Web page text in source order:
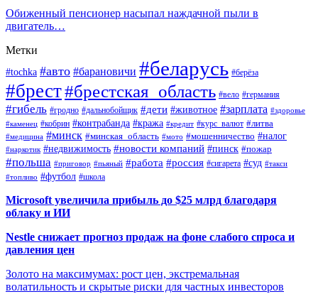
Обиженный пенсионер насыпал наждачной пыли в
двигатель…
Метки
#tochka #авто #барановичи #беларусь #берёза
#брест#брестская_область #вело #германия
#гибель #гродно #дальнобойщик #дети #животное #зарплата #здоровье
#каменец #кобрин #контрабанда #кража #кредит #курс_валют #литва
#медицина #минск #минская_область #мото #мошенничество #налог
#наркотик #недвижимость #новости компаний #пинск #пожар
#польша #приговор #пьяный #работа #россия #сигарета #суд #такси
#топливо #футбол #школа
Microsoft увеличила прибыль до $25 млрд благодаря
облаку и ИИ
Nestle снижает прогноз продаж на фоне слабого спроса и
давления цен
Золото на максимумах: рост цен, экстремальная
волатильность и скрытые риски для частных инвесторов